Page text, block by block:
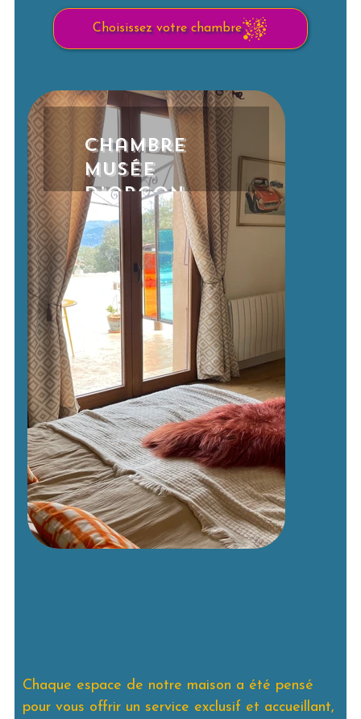
Choisissez votre chambre
Chambre
Musée
d’Orgon
Chaque espace de notre maison a été pensé
pour vous offrir un service exclusif et accueillant,